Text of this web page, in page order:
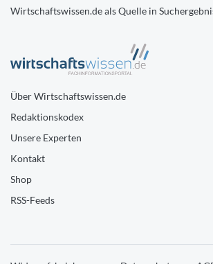
Wirtschaftswissen.de als Quelle in
Über Wirtschaftswissen.de
Redaktionskodex
Unsere Experten
Kontakt
Shop
RSS-Feeds